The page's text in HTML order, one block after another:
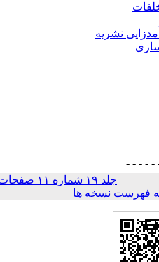
نشریه
- - - -
جلد ۱۹ شماره ۱۱ صفحات
نسخه ها